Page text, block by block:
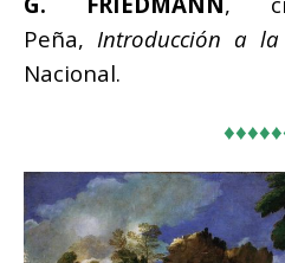
Peña, Introducción a la
Nacional.